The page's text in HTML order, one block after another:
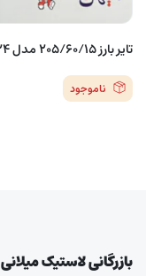
تایر بارز 205/60/15 مدل P624
ناموجود
بازرگانی لاستیک میلانی